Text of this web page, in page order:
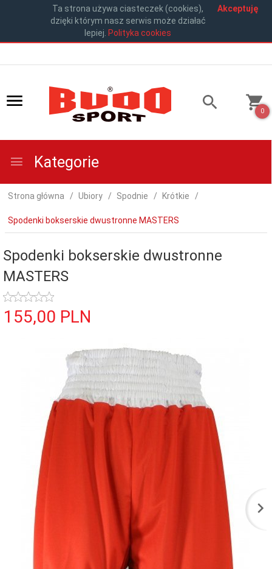
Ta strona używa ciasteczek (cookies),
dzięki którym nasz serwis może działać
lepiej. Polityka cookies
Akceptuję
0
Kategorie
Strona główna Ubiory Spodnie Krótkie
Spodenki bokserskie dwustronne MASTERS
Spodenki bokserskie dwustronne
MASTERS
155,00 PLN